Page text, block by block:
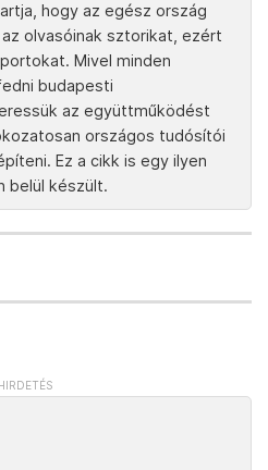
hogy az egész ország
olvasóinak sztorikat, ezért
Mivel minden
budapesti
az együttműködést
országos tudósítói
Ez a cikk is egy ilyen
belül készült.